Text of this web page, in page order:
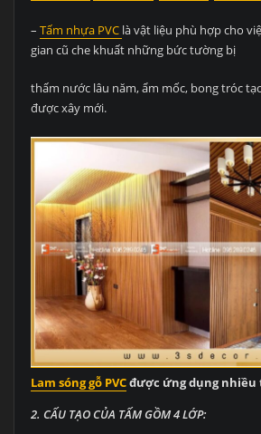
– Tấm nhựa PVC là vật liệu phù hợp cho
gian cũ che khuất những bức tường bị
thấm nước lâu năm, ẩm mốc, bong tróc
được xây mới.
Lam sóng gỗ PVCđược ứng dụng
2. CẤU TẠO CỦA TẤM GỒM 4 LỚP: